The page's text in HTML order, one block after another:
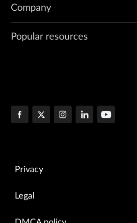
Company
Popular resources
Privacy
Legal